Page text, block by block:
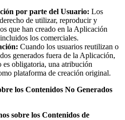
por parte del Usuario: Los
de utilizar, reproducir y
que han creado en la Aplicación
los comerciales.
Cuando los usuarios reutilizan o
generados fuera de la Aplicación,
es obligatoria, una atribución
plataforma de creación original.
los Contenidos No Generados
sobre los Contenidos de